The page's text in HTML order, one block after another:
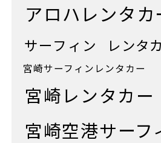
アロハレンタカ
サーフィン レンタ
宮崎サーフィンレンタカー
宮崎レンタカー
宮崎空港サーフ